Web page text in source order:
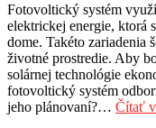
Fotovoltický systém
elektrickej energie, ktorá
dome. Takéto zariadenia
životné prostredie. Aby
solárnej technológie
fotovoltický systém
jeho plánovaní?… Čítať